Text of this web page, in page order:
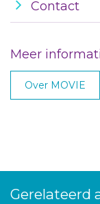
Contact
Meer
Over MOVIE
Gerelateerd